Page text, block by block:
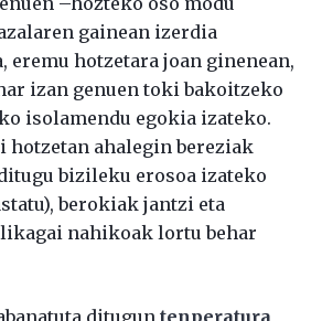
gainean izerdia
eremu hotzetara joan ginenean,
izan genuen toki bakoitzeko
isolamendu egokia izateko.
hotzetan ahalegin bereziak
bizileku erosoa izateko
berokiak jantzi eta
nahikoak lortu behar
ditugun tenperatura